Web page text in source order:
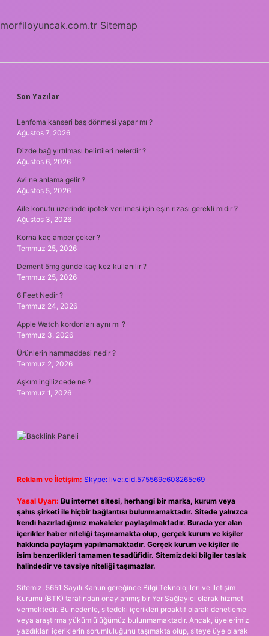
morfiloyuncak.com.tr Sitemap
SIDEBAR
Son Yazılar
Lenfoma kanseri baş dönmesi yapar mı ?
Ağustos 7, 2026
Dizde bağ yırtılması belirtileri nelerdir ?
Ağustos 6, 2026
Avi ne anlama gelir ?
Ağustos 5, 2026
Aile konutu üzerinde ipotek verilmesi için eşin rızası gerekli midir ?
Ağustos 3, 2026
Korna kaç amper çeker ?
Temmuz 25, 2026
Dement 5mg günde kaç kez kullanılır ?
Temmuz 25, 2026
6 Feet Nedir ?
Temmuz 24, 2026
Apple Watch kordonları aynı mı ?
Temmuz 3, 2026
Ürünlerin hammaddesi nedir ?
Temmuz 2, 2026
Aşkım ingilizcede ne ?
Temmuz 1, 2026
Reklam ve İletişim: Skype: live:.cid.575569c608265c69
Yasal Uyarı: Bu internet sitesi, herhangi bir marka, kurum veya
şahıs şirketi ile hiçbir bağlantısı bulunmamaktadır. Sitede yalnızca
kendi hazırladığımız makaleler paylaşılmaktadır. Burada yer alan
içerikler haber niteliği taşımamakta olup, gerçek kurum ve kişiler
hakkında paylaşım yapılmamaktadır. Gerçek kurum ve kişiler ile
isim benzerlikleri tamamen tesadüfidir. Sitemizdeki bilgiler taslak
halindedir ve tavsiye niteliği taşımazlar.
Sitemiz, 5651 Sayılı Kanun gereğince Bilgi Teknolojileri ve İletişim
Kurumu (BTK) tarafından onaylanmış bir Yer Sağlayıcı olarak hizmet
vermektedir. Bu nedenle, sitedeki içerikleri proaktif olarak denetleme
veya araştırma yükümlülüğümüz bulunmamaktadır. Ancak, üyelerimiz
yazdıkları içeriklerin sorumluluğunu taşımakta olup, siteye üye olarak